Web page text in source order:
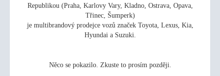
Republikou (Praha, Karlovy Vary, Kladno, Ostrava, Opava,
Třinec, Šumperk)
je multibrandový prodejce vozů značek Toyota, Lexus, Kia,
Hyundai a Suzuki.
Něco se pokazilo. Zkuste to prosím později.